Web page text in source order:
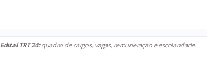
Edital TRT 24:quadro de cargos, vagas, remuneração e escolaridade.